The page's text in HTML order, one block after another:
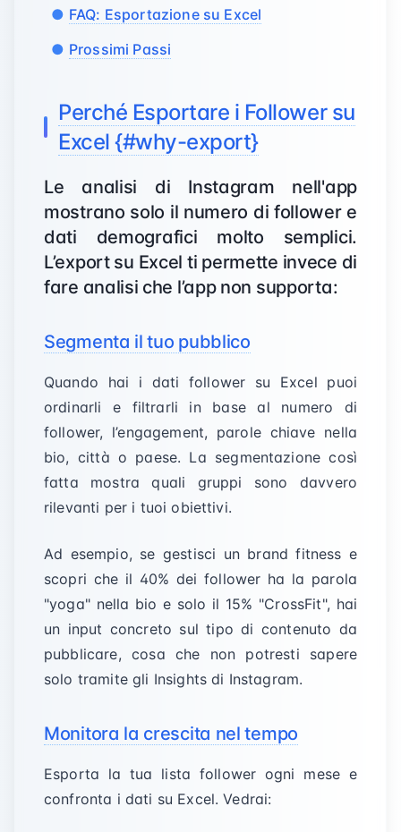
FAQ: Esportazione su Excel
Prossimi Passi
Perché Esportare i Follower su
Excel {#why-export}
Le analisi di Instagram nell'app
mostrano solo il numero di follower e
dati demografici molto semplici.
L’export su Excel ti permette invece di
fare analisi che l’app non supporta:
Segmenta il tuo pubblico
Quando hai i dati follower su Excel puoi
ordinarli e filtrarli in base al numero di
follower, l’engagement, parole chiave nella
bio, città o paese. La segmentazione così
fatta mostra quali gruppi sono davvero
rilevanti per i tuoi obiettivi.
Ad esempio, se gestisci un brand fitness e
scopri che il 40% dei follower ha la parola
"yoga" nella bio e solo il 15% "CrossFit", hai
un input concreto sul tipo di contenuto da
pubblicare, cosa che non potresti sapere
solo tramite gli Insights di Instagram.
Monitora la crescita nel tempo
Esporta la tua lista follower ogni mese e
confronta i dati su Excel. Vedrai: